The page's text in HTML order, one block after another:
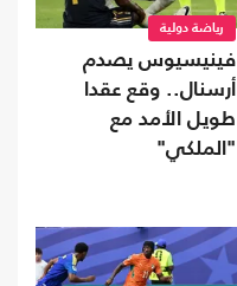
رياضة دولية
فينيسيوس يصدم
أرسنال.. وقع عقدا
طويل الأمد مع
"الملكي"